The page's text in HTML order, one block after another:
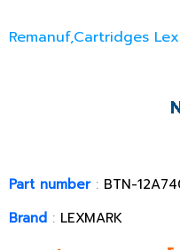
Remanuf,Cartridges
Part number: BTN-
Brand : LEXMARK